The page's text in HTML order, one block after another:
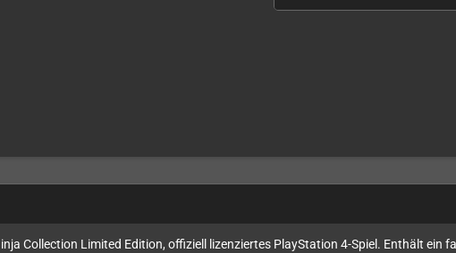
Collection Limited Edition, offiziell lizenziertes PlayStation 4-Spiel. Enthält ein